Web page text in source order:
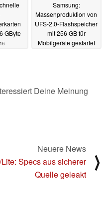
GByte
Samsung:
Massenproduktion von
UFS-2.0-Flashspeicher
mit 256 GB für
Mobilgeräte gestartet
Deine Meinung
Neuere News
Specs aus sicherer
Quelle geleakt
⟩